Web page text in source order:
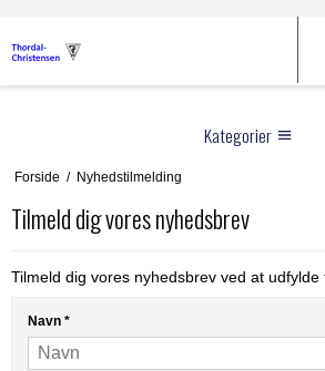
Kategorier
Klippemaskiner
Hunde klippemaskiner
Menneske klippemaskiner
Skærhoveder
Oster
Heiniger
Thordal sakse
Til Hunde
Hundeklippemaskiner
Til Heste
Forside / Nyhedstilmelding
Tilmeld dig vores nyhedsbrev
Tilmeld dig vores nyhedsbrev ved at
Navn *